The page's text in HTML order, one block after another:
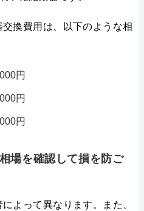
換費用は、以下のような相
円
円
円
場を確認して損を防ご
よって異なります。また、